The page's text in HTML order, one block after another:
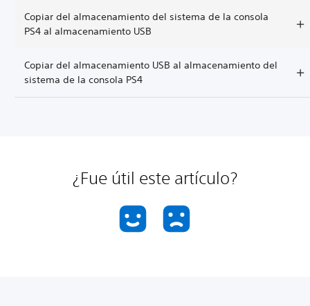
Copiar del almacenamiento del sistema de la consola
PS4 al almacenamiento USB
Copiar del almacenamiento USB al almacenamiento del
sistema de la consola PS4
¿Fue útil este artículo?